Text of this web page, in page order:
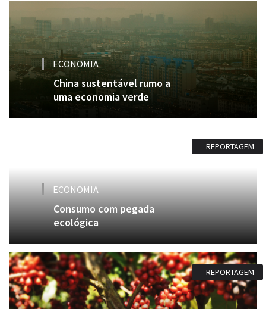
ECONOMIA
China sustentável rumo a
uma economia verde
REPORTAGEM
ECONOMIA
Consumo com pegada
ecológica
REPORTAGEM